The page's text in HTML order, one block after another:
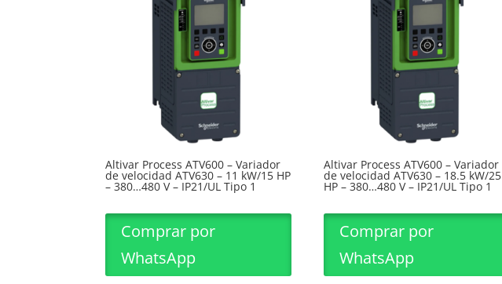
Altivar Process ATV600 – Variador
de velocidad ATV630 – 11 kW/15 HP
– 380…480 V – IP21/UL Tipo 1
Comprar por
WhatsApp
Altivar Process ATV600 – Variador
de velocidad ATV630 – 18.5 kW/25
HP – 380…480 V – IP21/UL Tipo 1
Comprar por
WhatsApp